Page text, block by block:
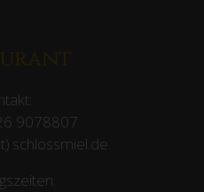
9078807
schlossmiel.de